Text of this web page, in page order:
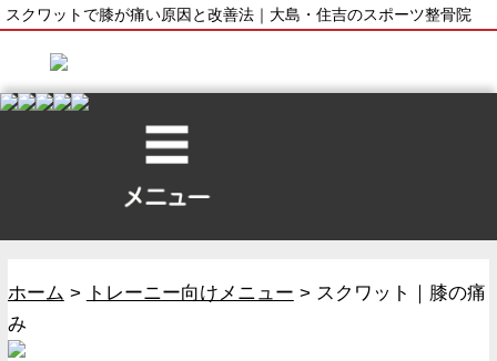
スクワットで膝が痛い原因と改善法｜大島・住吉のスポーツ整骨院
ホーム > トレーニー向けメニュー > スクワット｜膝の痛
み